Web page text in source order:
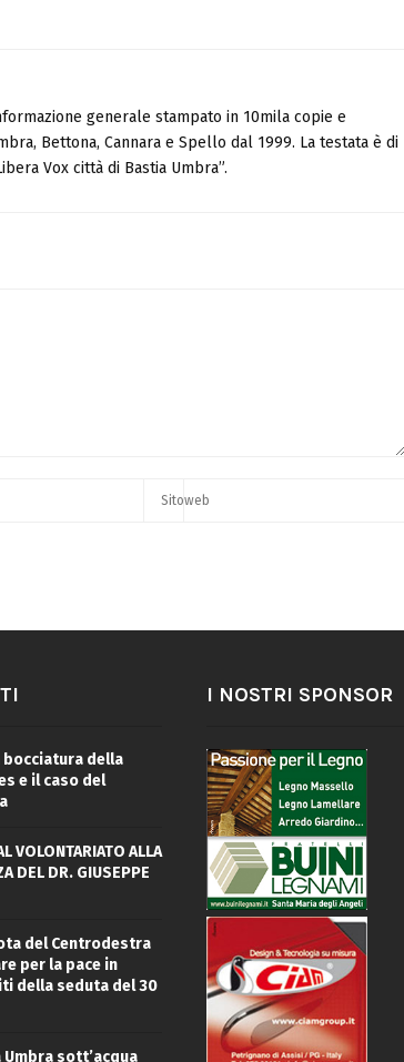
generale stampato in 10mila copie e
Bettona, Cannara e Spello dal 1999. La testata è di
Vox città di Bastia Umbra”.
bocciatura della
e il caso del
VOLONTARIATO ALLA
DEL DR. GIUSEPPE
del Centrodestra
per la pace in
della seduta del 30
Umbra sott’acqua
I NOSTRI SPONSOR